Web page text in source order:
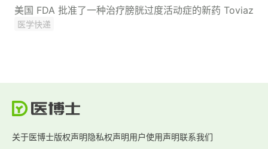
美国 FDA 批准了一种治疗膀胱过度活动症的新药 Toviaz
医学快递
关于医博士版权声明隐私权声明用户使用声明联系我们